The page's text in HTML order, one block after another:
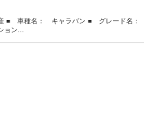
■ 車種名： キャラバン ■ グレード名：
ン...